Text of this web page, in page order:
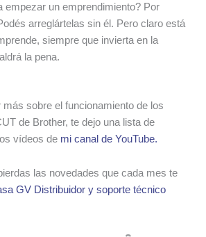
empezar un emprendimiento? Por
arreglártelas sin él. Pero claro está
siempre que invierta en la
la pena.
sobre el funcionamiento de los
de Brother, te dejo una lista de
vídeos de mi canal de YouTube.
las novedades que cada mes te
GV Distribuidor y soporte técnico